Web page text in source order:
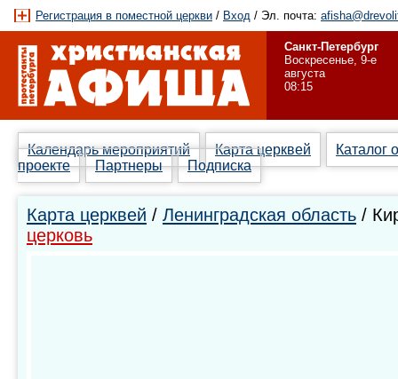
Регистрация в поместной церкви / Вход / Эл. почта:
Санкт-Петербург
Воскресенье, 9-е
августа
08:15
Календарь мероприятий Карта церквей
Каталог
проекте
Партнеры Подписка
Карта церквей / Ленинградская область /
церковь